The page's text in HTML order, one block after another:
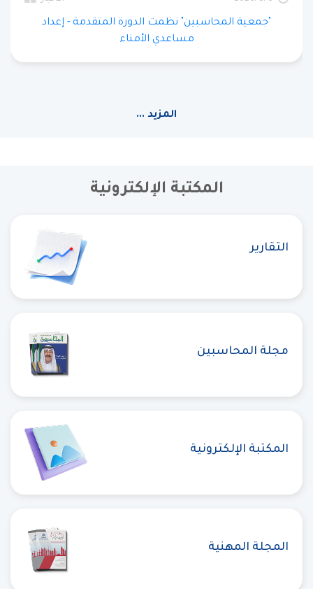
"جمعية المحاسبين" نظمت الدورة المتقدمة - إعداد
مساعدي الأمناء
المزيد ...
المكتبة الإلكترونية
التقارير
مجلة المحاسبين
المكتبة الإلكترونية
المجلة المهنية